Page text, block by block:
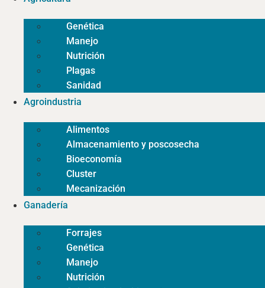
Genética
Manejo
Nutrición
Plagas
Sanidad
Agroindustria
Alimentos
Almacenamiento y poscosecha
Bioeconomía
Cluster
Mecanización
Ganadería
Forrajes
Genética
Manejo
Nutrición